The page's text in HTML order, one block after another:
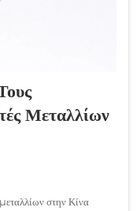
Μεταλλίων
στην Κίνα